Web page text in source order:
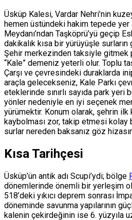
Üsküp Kalesi, Vardar Nehri’nin
hemen üstündeki hakim tepede yer
Meydanı’ndan Taşköprü’yü geçip
dakikalık kısa bir yürüyüşle
Şehir merkezinden taksiyle gitmek
“Kale” demeniz yeterli olur. Toplu
Çarşı ve çevresindeki duraklarda
araçla gelecekseniz, Kale Parkı
eteklerinde sınırlı sayıda park yeri
yönler nedeniyle en iyi seçenek
yürümektir. Konum olarak, şehrin
kaybolması zor, takip etmesi kolay
surlar nereden baksanız göz
Kısa Tarihçesi
Üsküp’ün antik adı Scupi’ydi; bölge
dönemlerinde önemli bir yerleşim
518’deki yıkıcı deprem sonrası
döneminde savunma yapılarının
kalenin çekirdeğinin ise 6. yüzyıla